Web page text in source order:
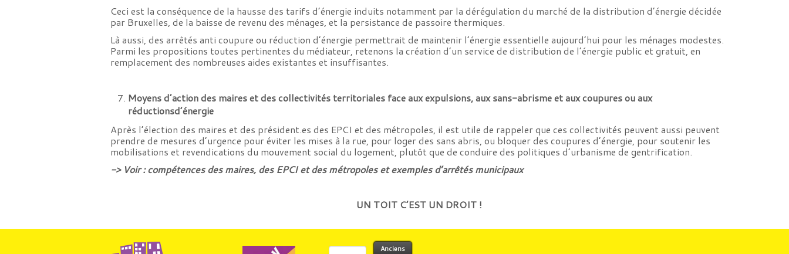
Ceci est la conséquence de la hausse des tarifs d’énergie induits notamment par la dérégulation du marché de la distribution d’énergie décidée
par Bruxelles, de la baisse de revenu des ménages, et la persistance de passoire thermiques.
Là aussi, des arrêtés anti coupure ou réduction d’énergie permettrait de maintenir l’énergie essentielle aujourd’hui pour les ménages modestes.
Parmi les propositions toutes pertinentes du médiateur, retenons la création d’un service de distribution de l’énergie public et gratuit, en
remplacement des nombreuses aides existantes et insuffisantes.
Moyens d’action des maires et des collectivités territoriales face aux expulsions, aux sans-abrisme et aux coupures ou aux
réductionsd’énergie
Après l’élection des maires et des président.es des EPCI et des métropoles, il est utile de rappeler que ces collectivités peuvent aussi peuvent
prendre de mesures d’urgence pour éviter les mises à la rue, pour loger des sans abris, ou bloquer des coupures d’énergie, pour soutenir les
mobilisations et revendications du mouvement social du logement, plutôt que de conduire des politiques d’urbanisme de gentrification.
-> Voir :compétences des maires, des EPCI et des métropoles et exemples d’arrêtés municipaux
UN TOIT C’EST UN DROIT !
Rechercher : Anciens